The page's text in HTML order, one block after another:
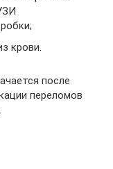
крови.
после
переломов